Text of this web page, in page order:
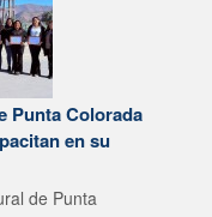
Punta Colorada
en su
de Punta